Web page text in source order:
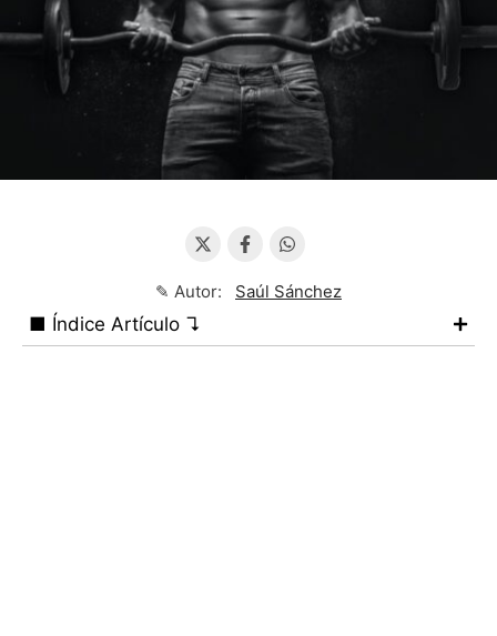
✎ Autor: Saúl Sánchez
■ Índice Artículo ↴